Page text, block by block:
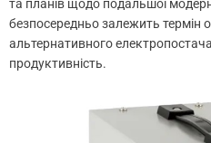
та планів щодо подальшої
безпосередньо залежить термін
альтернативного
продуктивність.